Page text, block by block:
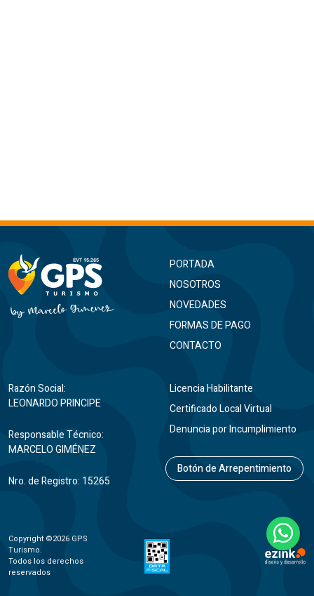
PORTADA
NOSOTROS
NOVEDADES
FORMAS DE PAGO
CONTACTO
Razón Social:
LEONARDO PRINCIPE
Responsable Técnico:
MARCELO GIMÉNEZ
Nro. de Registro: 15265
Licencia Habilitante
Certificado Local Virtual
Denuncia por Incumplimiento
Botón de Arrepentimiento
Copyright ©2026 GPS
Turismo.
Todos los derechos
reservados